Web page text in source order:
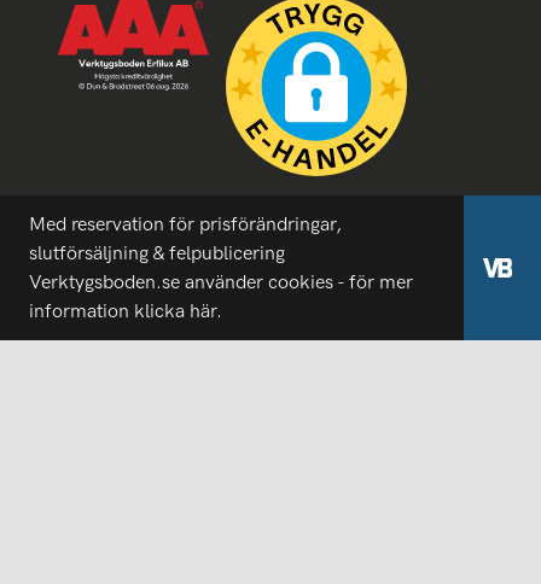
Med reservation för prisförändringar,
slutförsäljning & felpublicering
Verktygsboden.se använder cookies - för mer
information klicka här.